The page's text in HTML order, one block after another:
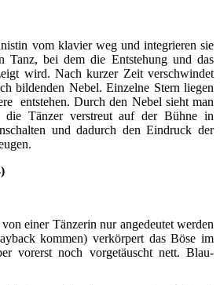
vom klavier weg und integrieren sie
Tanz, bei dem die Entstehung und das
wird. Nach kurzer Zeit verschwindet
bildenden Nebel. Einzelne Stern liegen
entstehen. Durch den Nebel sieht man
die Tänzer verstreut auf der Bühne in
und dadurch den Eindruck der
einer Tänzerin nur angedeutet werden
kommen) verkörpert das Böse im
vorerst noch vorgetäuscht nett. Blau-